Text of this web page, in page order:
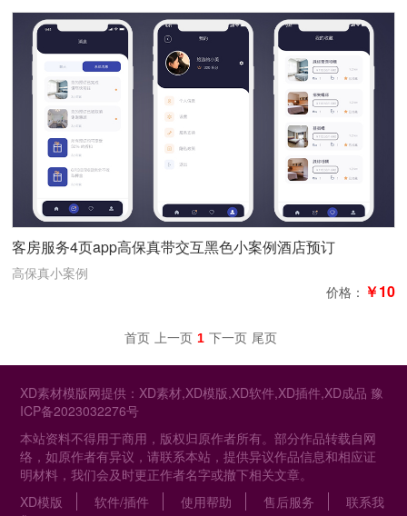
客房服务4页app高保真带交互黑色小案例酒店预订
高保真小案例
价格： ￥10
首页 上一页 1 下一页 尾页
XD素材模版网提供：XD素材,XD模版,XD软件,XD插件,XD成品 豫
ICP备2023032276号
本站资料不得用于商用，版权归原作者所有。部分作品转载自网
络，如原作者有异议，请联系本站，提供异议作品信息和相应证
明材料，我们会及时更正作者名字或撤下相关文章。
XD模版
软件/插件 使用帮助 售后服务
联系我